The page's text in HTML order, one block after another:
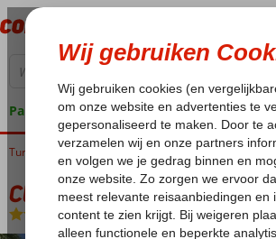
Pakketgarantie
Home
Turkije Egeische kust Marmaris Marmaris-Centrum
Club Next Inn
All Inclusive-Hotel